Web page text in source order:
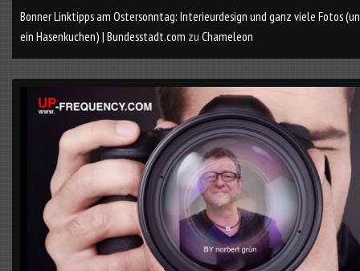
Bonner Linktipps am Ostersonntag: Interieurdesign und ganz viele Fotos
ein Hasenkuchen) | Bundesstadt.com zu Chameleon